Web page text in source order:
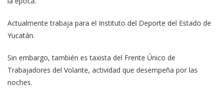
Actualmente trabaja para el Instituto del Deporte del Estado de
Yucatán.
Sin embargo, también es taxista del Frente Único de
Trabajadores del Volante, actividad que desempeña por las
noches.